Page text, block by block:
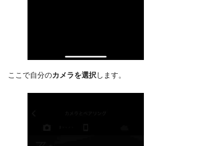
ここで自分のカメラを選択 します。